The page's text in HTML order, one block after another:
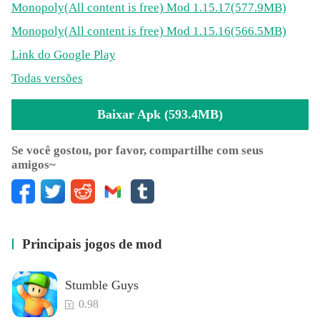
Put the official Hasbro rule book down and play with your
favourite house rules
Quick mode
Roll the dice, risk it all and get paid - finish the board
game faster than ever
Play against our challenging AI - no need for family and
Monopoly(All content is free) Mod 1.15.17(577.9MB)
Monopoly(All content is free) Mod 1.15.16(566.5MB)
Link do Google Play
Todas versões
Baixar Apk (593.4MB)
Se você gostou, por favor, compartilhe com seus
amigos~
Principais jogos de mod
Stumble Guys
0.98